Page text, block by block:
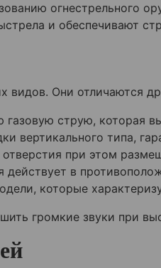
огнестрельного
и обеспечивают
видов. Они отличаются
струю, которая
вертикального типа,
при этом
действует в
которые
громкие звуки при